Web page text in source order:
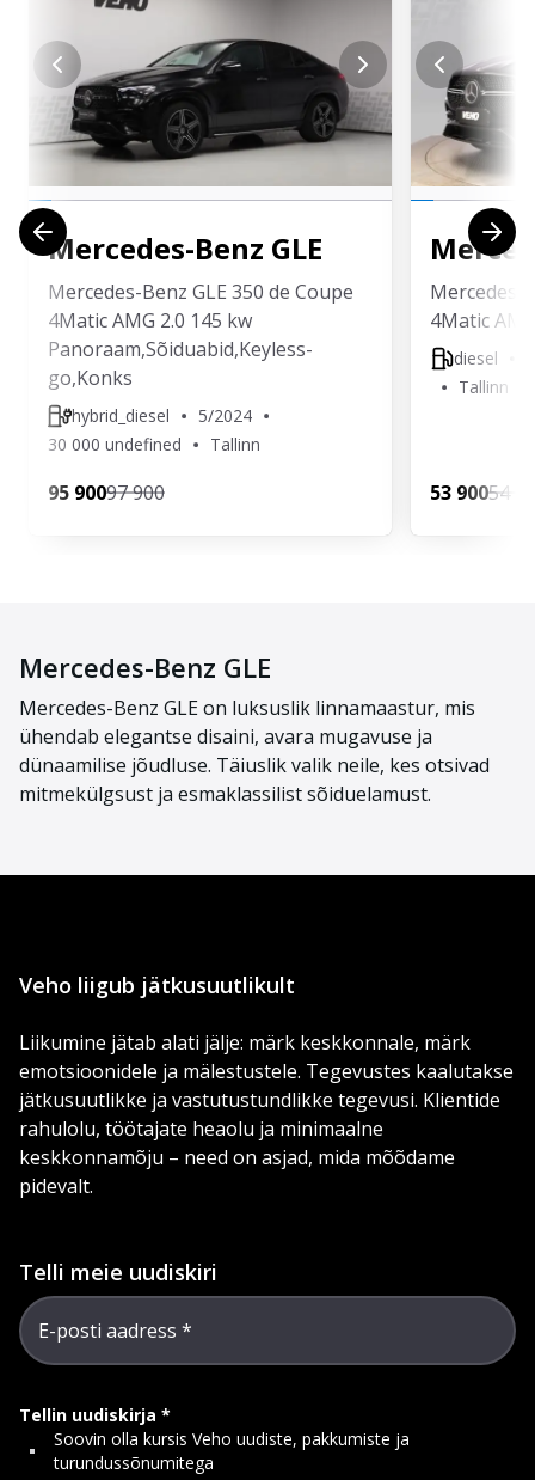
Mercedes-Benz GLE
Mercedes-Benz GLE 350 de Coupe
4Matic AMG 2.0 145 kw
Panoraam,Sõiduabid,Keyless-
go,Konks
hybrid_diesel
5/2024
30 000 undefined
Tallinn
95 90097 900
Mercedes-
4Matic
diesel
Tallinn
53 90054
Mercedes-Benz GLE
Mercedes-Benz GLE on luksuslik linnamaastur, mis
ühendab elegantse disaini, avara mugavuse ja
dünaamilise jõudluse. Täiuslik valik neile, kes otsivad
mitmekülgsust ja esmaklassilist sõiduelamust.
Veho liigub jätkusuutlikult
Liikumine jätab alati jälje: märk keskkonnale, märk
emotsioonidele ja mälestustele. Tegevustes kaalutakse
jätkusuutlikke ja vastutustundlikke tegevusi. Klientide
rahulolu, töötajate heaolu ja minimaalne
keskkonnamõju – need on asjad, mida mõõdame
pidevalt.
Telli meie uudiskiri
E-posti aadress
Tellin uudiskirja
Soovin olla kursis Veho uudiste, pakkumiste ja
turundussõnumitega